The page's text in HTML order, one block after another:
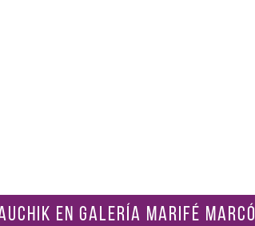
EN GALERÍA MARIFÉ MARCÓ